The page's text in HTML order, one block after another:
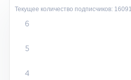
Текущее количество подписчиков: 16091
6
5
4